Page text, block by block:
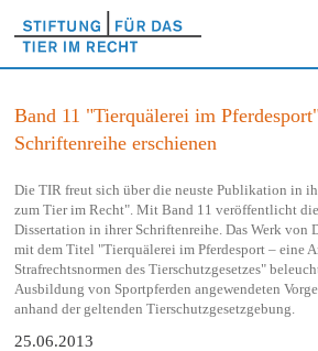
Band 11 "Tierquälerei im
Schriftenreihe erschienen
Die TIR freut sich über die neuste Publikation in
zum Tier im Recht". Mit Band 11 veröffentlicht
Dissertation in ihrer Schriftenreihe. Das Werk von
mit dem Titel "Tierquälerei im Pferdesport – eine
Strafrechtsnormen des Tierschutzgesetzes"
Ausbildung von Sportpferden angewendeten
anhand der geltenden Tierschutzgesetzgebung.
25.06.2013